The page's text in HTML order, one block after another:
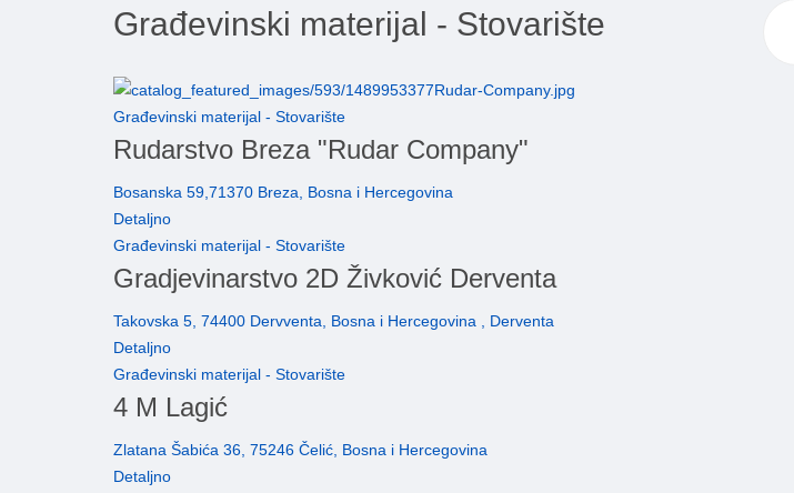
Građevinski materijal - Stovarište
Građevinski materijal - Stovarište
Rudarstvo Breza "Rudar Company"
Bosanska 59,71370 Breza, Bosna i Hercegovina
Detaljno
Građevinski materijal - Stovarište
Gradjevinarstvo 2D Živković Derventa
Takovska 5, 74400 Dervventa, Bosna i Hercegovina , Derventa
Detaljno
Građevinski materijal - Stovarište
4 M Lagić
Zlatana Šabića 36, 75246 Čelić, Bosna i Hercegovina
Detaljno